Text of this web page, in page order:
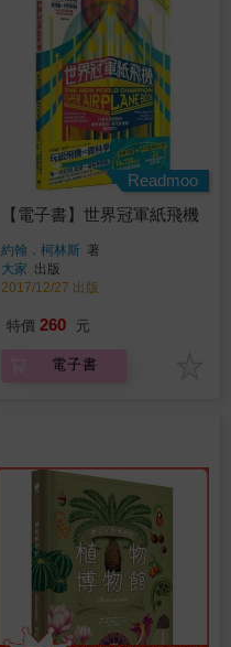
Readmoo
【電子書】世界冠軍紙飛機
約翰．柯林斯 著
大家 出版
2017/12/27 出版
特價 260 元
電子書